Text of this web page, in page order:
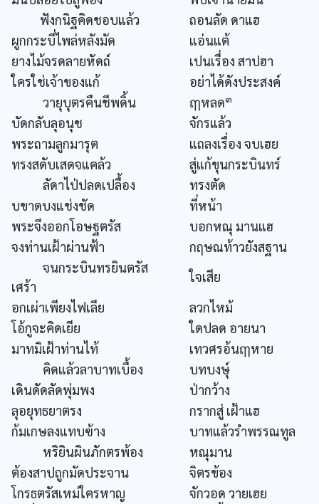
ฟังกนิฐคิดชอบแล้ว
ถอนลัด ดาแฮ
ผูกกระบี่ไพล่หลังมัด
แอ่นแต้
ยางไม้จรดลายหัดถ์
เปนเรื่อง สาปฮา
ใครใช่เจ้าของแก้
อย่าได้ดังประสงค์
วายุบุตรคืนชีพดิ้น
ฤๅหลด๓
บัดกลับลุอนุช
จักรแล้ว
พระถามลูกมารุต
แถลงเรื่อง จบเฮย
ทรงสดับเสดจแคล้ว
สู่แก้ขุนกระบินทร์
ลัดาไป่ปลดเปลื้อง
ทรงตัด
บขาดบงแช่งชัด
ที่หน้า
พระจึงออกโอษฐตรัส
บอกหณุ มานแฮ
จงท่านเฝ้าผ่านฟ้า
กฤษณท้าวยังสฐาน
จนกระบินทรยินตรัส
เศร้า
ใจเสีย
อกเผ่าเพียงไฟเลีย
ลวกไหม้
โอ้กูจะคิดเยีย
ใดปลด อายนา
มาทมิเฝ้าท่านไท้
เทวศรอ้นฤๅหาย
คิดแล้วลาบาทเบื้อง
บทบงษุ์
เดินดัดลัดพุ่มพง
ป่ากว้าง
ลุอยุทธยาตรง
กรากสู่ เฝ้าแฮ
ก้มเกษลงแทบฃ้าง
บาทแล้วรำพรรณทูล
หริยินผินภักตรพ้อง
หณุมาน
ต้องสาปถูกมัดประจาน
จิตรข้อง
โกรธตรัสเหม่ใครหาญ
จักวอด วายเฮย